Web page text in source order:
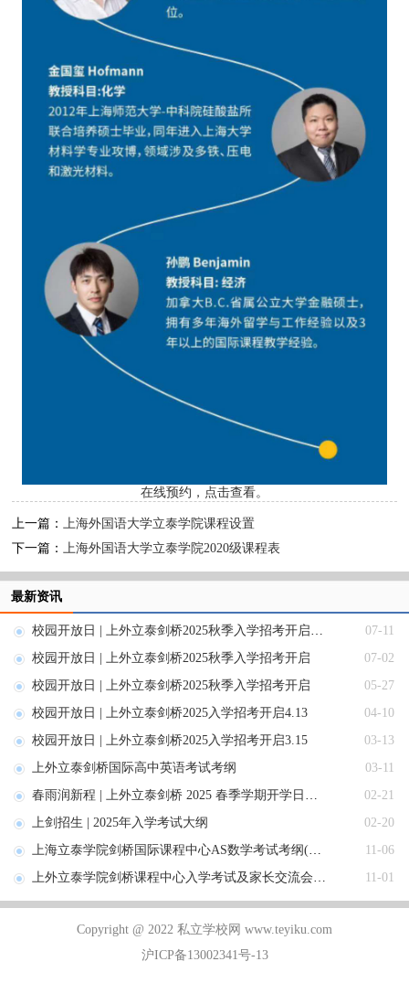
在线预约，点击查看。
上一篇：
上海外国语大学立泰学院课程设置
下一篇：
上海外国语大学立泰学院2020级课程表
最新资讯
07-11
校园开放日 | 上外立泰剑桥2025秋季入学招考开启
07-02
校园开放日 | 上外立泰剑桥2025秋季入学招考开启
05-27
校园开放日 | 上外立泰剑桥2025入学招考开启4.13
04-10
校园开放日 | 上外立泰剑桥2025入学招考开启3.15
03-13
上外立泰剑桥国际高中英语考试考纲
03-11
02-21
上剑招生 | 2025年入学考试大纲
02-20
11-06
11-01
Copyright @ 2022 私立学校网 www.teyiku.com
沪ICP备13002341号-13